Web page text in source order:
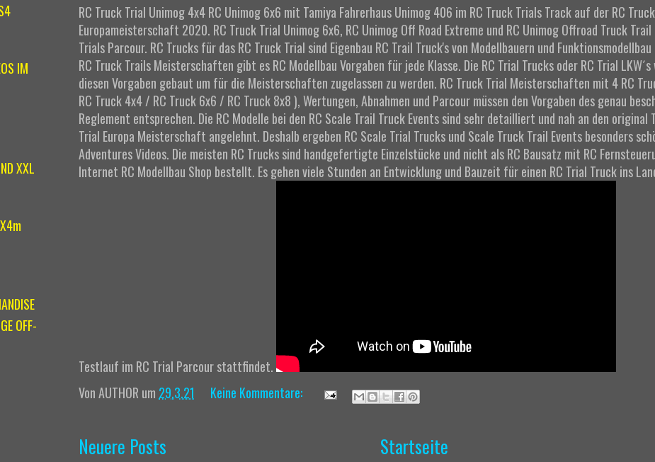
RC Truck Trial Unimog 4x4 RC Unimog 6x6 mit Tamiya Fahrerhaus Unimog 406 im RC Truck Trials Track auf der RC
Europameisterschaft 2020. RC Truck Trial Unimog 6x6, RC Unimog Off Road Extreme und RC Unimog Offroad Truck
Trials Parcour. RC Trucks für das RC Truck Trial sind Eigenbau RC Trail Truck's von Modellbauern und
RC Truck Trails Meisterschaften gibt es RC Modellbau Vorgaben für jede Klasse. Die RC Trial Trucks oder RC Trial
diesen Vorgaben gebaut um für die Meisterschaften zugelassen zu werden. RC Truck Trial Meisterschaften mit 4 RC
RC Truck 4x4 / RC Truck 6x6 / RC Truck 8x8 ), Wertungen, Abnahmen und Parcour müssen den Vorgaben des genau
Reglement entsprechen. Die RC Modelle bei den RC Scale Trail Truck Events sind sehr detailliert und nah an den original
Trial Europa Meisterschaft angelehnt. Deshalb ergeben RC Scale Trial Trucks und Scale Truck Trail Events besonders
Adventures Videos. Die meisten RC Trucks sind handgefertigte Einzelstücke und nicht als RC Bausatz mit RC
Internet RC Modellbau Shop bestellt. Es gehen viele Stunden an Entwicklung und Bauzeit für einen RC Trial Truck ins
Testlauf im RC Trial Parcour stattfindet.
VonAUTHOR um 29.3.21 Keine Kommentare:
Neuere Posts Startseite
IM
XXL
OFF-